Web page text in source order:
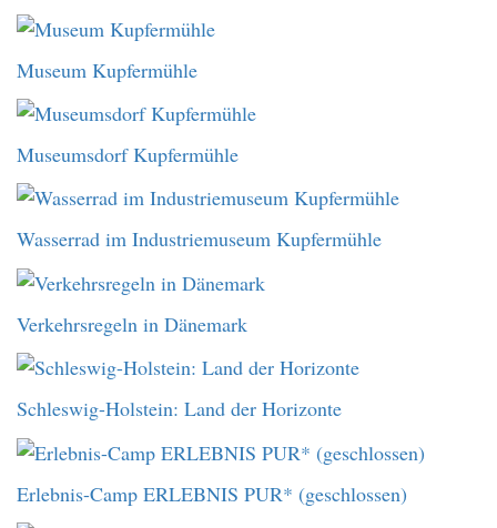
Museum Kupfermühle
Museumsdorf Kupfermühle
Wasserrad im Industriemuseum Kupfermühle
Verkehrsregeln in Dänemark
Schleswig-Holstein: Land der Horizonte
Erlebnis-Camp ERLEBNIS PUR* (geschlossen)